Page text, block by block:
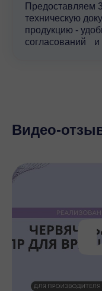
Предоставляем
техническую
продукцию -
согласований и
Видео-